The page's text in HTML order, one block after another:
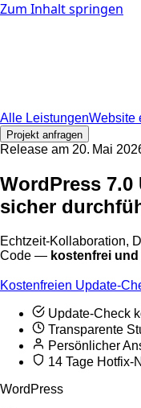
Zum Inhalt springen
Alle LeistungenWebsite
Projekt anfragen
Release am 20. Mai
WordPress 7.0
sicher
Echtzeit-Kollaboration,
Code — kostenfrei
Kostenfreien Update-
Update-Check
Transparente
Persönlicher
14 Tage Hotfix-
WordPress